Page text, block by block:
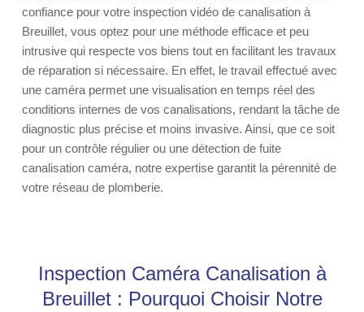
confiance pour votre inspection vidéo de canalisation à
Breuillet, vous optez pour une méthode efficace et peu
intrusive qui respecte vos biens tout en facilitant les travaux
de réparation si nécessaire. En effet, le travail effectué avec
une caméra permet une visualisation en temps réel des
conditions internes de vos canalisations, rendant la tâche de
diagnostic plus précise et moins invasive. Ainsi, que ce soit
pour un contrôle régulier ou une détection de fuite
canalisation caméra, notre expertise garantit la pérennité de
votre réseau de plomberie.
Inspection Caméra Canalisation à
Breuillet : Pourquoi Choisir Notre